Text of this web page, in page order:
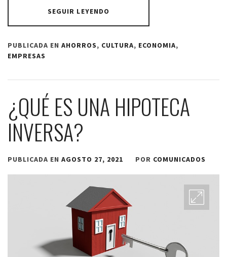
SEGUIR LEYENDO
PUBLICADA EN AHORROS, CULTURA, ECONOMIA,
EMPRESAS
¿QUÉ ES UNA HIPOTECA
INVERSA?
PUBLICADA EN AGOSTO 27, 2021 POR COMUNICADOS